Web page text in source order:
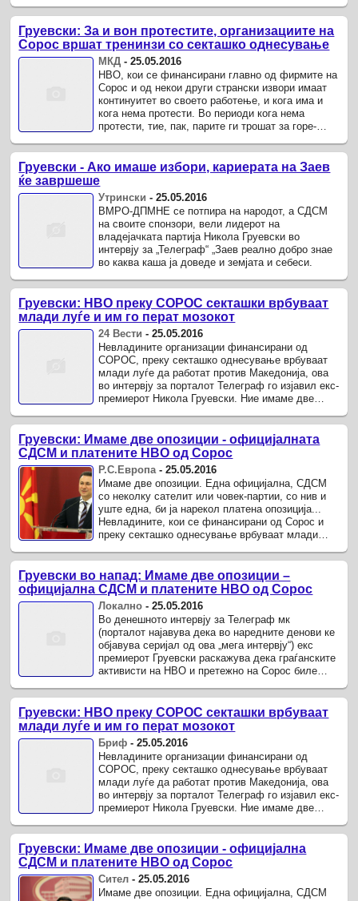
опозиции.
Груевски: За и вон протестите, организациите на
Сорос вршат тренинзи со секташко однесување
МКД -25.05.2016
НВО, кои се финансирани главно од фирмите на
Сорос и од некои други странски извори имаат
континуитет во своето работење, и кога има и
кога нема протести. Во периоди кога нема
протести, тие, пак, парите ги трошат за горе-
Груевски - Ако имаше избори, кариерата на Заев
ќе завршеше
Утрински -25.05.2016
ВМРО-ДПМНЕ се потпира на народот, а СДСМ
на своите спонзори, вели лидерот на
владејачката партија Никола Груевски во
интервју за „Телеграф“ „Заев реално добро знае
во каква каша ја доведе и земјата и себеси.
Груевски: НВО преку СОРОС секташки врбуваат
млади луѓе и им го перат мозокот
24 Вести -25.05.2016
Невладините организации финансирани од
СОРОС, преку секташко однесување врбуваат
млади луѓе да работат против Македонија, ова
во интервју за порталот Телеграф го изјавил екс-
премиерот Никола Груевски. Ние имаме две
Груевски: Имаме две опозиции - официјалната
СДСМ и платените НВО од Сорос
Р.С.Европа-25.05.2016
Имаме две опозиции. Една официјална, СДСМ
со неколку сателит или човек-партии, со нив и
уште една, би ја нарекол платена опозиција...
Невладините, кои се финансирани од Сорос и
преку секташко однесување врбуваат млади
Груевски во напад: Имаме две опозиции –
официјална СДСМ и платените НВО од Сорос
Локално -25.05.2016
Во денешното интервју за Телеграф мк
(порталот најавува дека во наредните денови ке
објавува серијал од ова „мега интервју“) екс
премиерот Груевски раскажува дека граѓанските
активисти на НВО и претежно на Сорос биле
Груевски: НВО преку СОРОС секташки врбуваат
млади луѓе и им го перат мозокот
Бриф -25.05.2016
Невладините организации финансирани од
СОРОС, преку секташко однесување врбуваат
млади луѓе да работат против Македонија, ова
во интервју за порталот Телеграф го изјавил екс-
премиерот Никола Груевски. Ние имаме две
Груевски: Имаме две опозиции - официјална
СДСМ и платените НВО од Сорос
Сител -25.05.2016
Имаме две опозиции. Една официјална, СДСМ